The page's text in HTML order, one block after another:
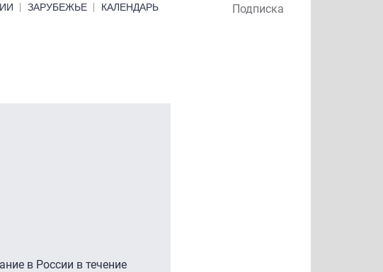
Подписка
ЗАРУБЕЖЬЕ КАЛЕНДАРЬ
в России в течение